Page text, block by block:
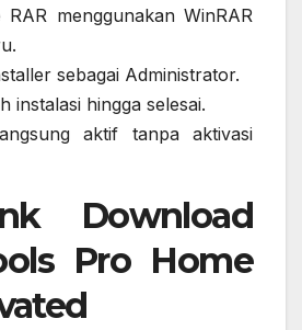
menggunakan WinRAR
sebagai Administrator.
instalasi hingga selesai.
aktif tanpa aktivasi
Download
Pro Home